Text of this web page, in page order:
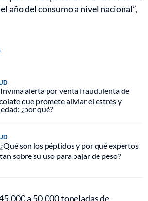
año del consumo a nivel nacional”,
Invima alerta por venta fraudulenta de
que promete aliviar el estrés y
¿por qué?
¿Qué son los péptidos y por qué expertos
sobre su uso para bajar de peso?
a 50.000 toneladas de